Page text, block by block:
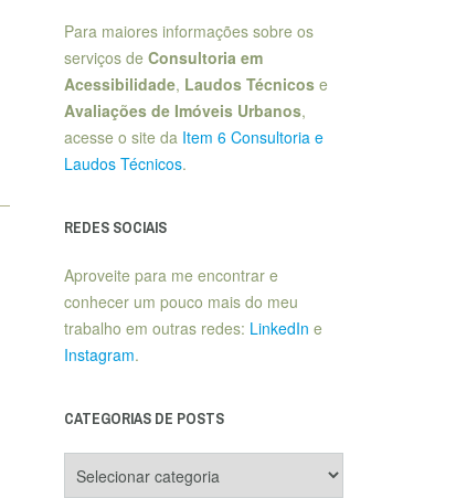
Para maiores informações sobre os
serviços de Consultoria em
Acessibilidade, Laudos Técnicose
Avaliações de Imóveis Urbanos,
acesse o site da Item 6 Consultoria e
Laudos Técnicos.
REDES SOCIAIS
Aproveite para me encontrar e
conhecer um pouco mais do meu
trabalho em outras redes: LinkedIn e
Instagram.
CATEGORIAS DE POSTS
de